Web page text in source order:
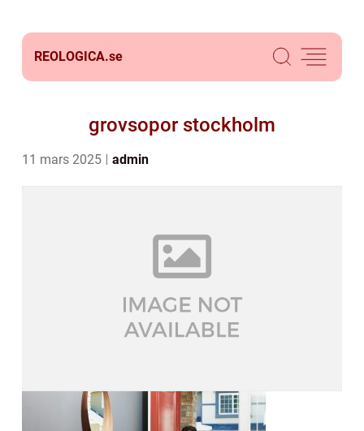
REOLOGICA.se
grovsopor stockholm
11 mars 2025 admin